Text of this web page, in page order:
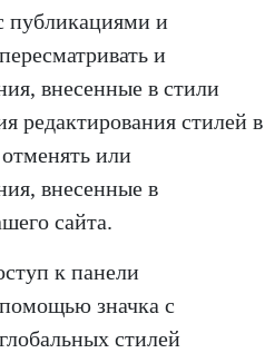
публикациями и
и
внесенные в стили
редактирования стилей в
или
внесенные в
сайта.
к панели
значка с
стилей